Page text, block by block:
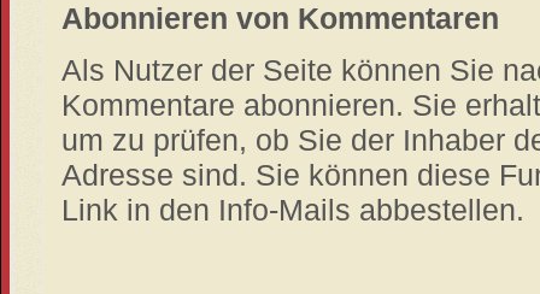
Abonnieren von Kommentaren
Als Nutzer der Seite können Sie
Kommentare abonnieren. Sie
um zu prüfen, ob Sie der Inhaber
Adresse sind. Sie können diese
Link in den Info-Mails abbestellen.